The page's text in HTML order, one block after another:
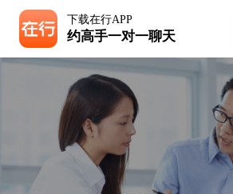
下载在行APP
约高手一对一聊天